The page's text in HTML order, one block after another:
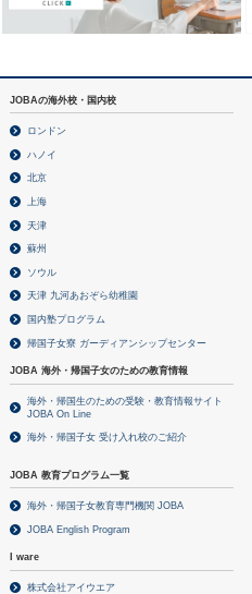
JOBAの海外校・国内校
ロンドン
ハノイ
北京
上海
天津
蘇州
ソウル
天津 九河あおぞら幼稚園
国内塾プログラム
帰国子女寮 ガーディアンシップセンター
JOBA 海外・帰国子女のための教育情報
海外・帰国生のための受験・教育情報サイト
JOBA On Line
海外・帰国子女 受け入れ校のご紹介
JOBA 教育プログラム一覧
海外・帰国子女教育専門機関 JOBA
JOBA English Program
I ware
株式会社アイウエア